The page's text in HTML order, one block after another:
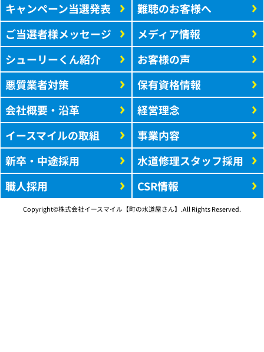
キャンペーン当選発表
ご当選者様メッセージ
シューリーくん紹介
悪質業者対策
会社概要・沿革
イースマイルの取組
新卒・中途採用
職人採用
難聴のお客様へ
メディア情報
お客様の声
保有資格情報
経営理念
事業内容
水道修理スタッフ採用
CSR情報
Copyright©株式会社イースマイル【町の水道屋さん】.All Rights Reserved.